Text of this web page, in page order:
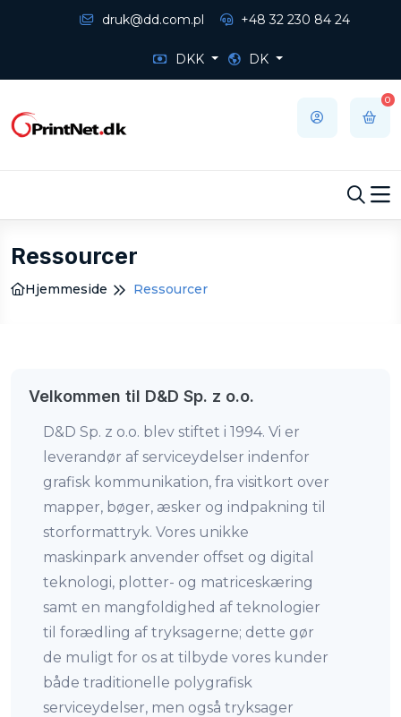
druk@dd.com.pl +48 32 230 84 24
DKK DK
0
Ressourcer
Hjemmeside Ressourcer
Velkommen til D&D Sp. z o.o.
D&D Sp. z o.o. blev stiftet i 1994. Vi er
leverandør af serviceydelser indenfor
grafisk kommunikation, fra visitkort over
mapper, bøger, æsker og indpakning til
storformattryk. Vores unikke
maskinpark anvender offset og digital
teknologi, plotter- og matriceskæring
samt en mangfoldighed af teknologier
til forædling af tryksagerne; dette gør
de muligt for os at tilbyde vores kunder
både traditionelle polygrafisk
serviceydelser, men også tryksager